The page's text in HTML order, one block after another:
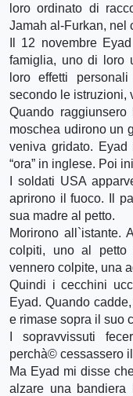
loro ordinato di
Jamah al-Furkan, nel
Il 12 novembre
famiglia, uno di loro
loro effetti
secondo le istruzioni,
Quando
moschea udirono un
veniva gridato.
“ora” in inglese. Poi
I soldati USA
aprirono il fuoco. Il
sua madre al petto.
Morirono all`istante.
colpiti, uno al
vennero colpite, una
Quindi i cecchini
Eyad. Quando
e rimase sopra il suo
I sopravvissuti
perchà© cessassero
Ma Eyad mi disse
alzare una bandiera